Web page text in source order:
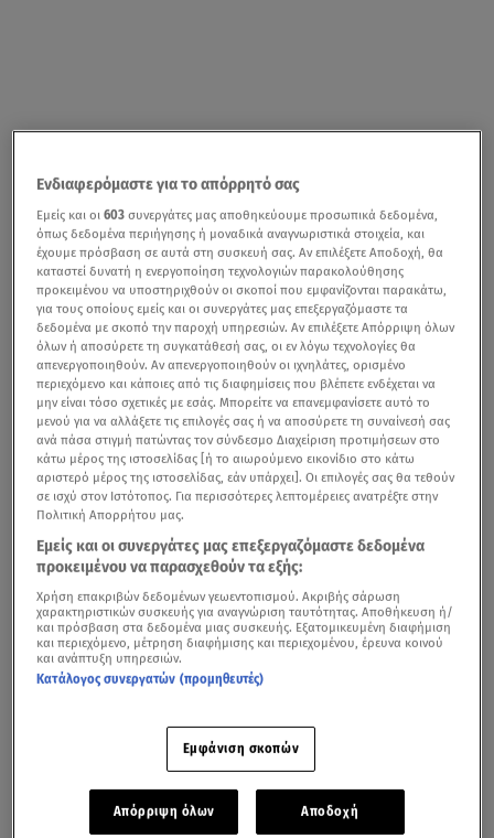
Ενδιαφερόμαστε για το απόρρητό σας
Εμείς και οι603 συνεργάτες μας αποθηκεύουμε προσωπικά δεδομένα,
όπως δεδομένα περιήγησης ή μοναδικά αναγνωριστικά στοιχεία, και
έχουμε πρόσβαση σε αυτά στη συσκευή σας. Αν επιλέξετε Αποδοχή, θα
καταστεί δυνατή η ενεργοποίηση τεχνολογιών παρακολούθησης
προκειμένου να υποστηριχθούν οι σκοποί που εμφανίζονται παρακάτω,
για τους οποίους εμείς και οι συνεργάτες μας επεξεργαζόμαστε τα
δεδομένα με σκοπό την παροχή υπηρεσιών. Αν επιλέξετε Απόρριψη όλων
όλων ή αποσύρετε τη συγκατάθεσή σας, οι εν λόγω τεχνολογίες θα
απενεργοποιηθούν. Αν απενεργοποιηθούν οι ιχνηλάτες, ορισμένο
περιεχόμενο και κάποιες από τις διαφημίσεις που βλέπετε ενδέχεται να
μην είναι τόσο σχετικές με εσάς. Μπορείτε να επανεμφανίσετε αυτό το
μενού για να αλλάξετε τις επιλογές σας ή να αποσύρετε τη συναίνεσή σας
ανά πάσα στιγμή πατώντας τον σύνδεσμο Διαχείριση προτιμήσεων στο
κάτω μέρος της ιστοσελίδας [ή το αιωρούμενο εικονίδιο στο κάτω
αριστερό μέρος της ιστοσελίδας, εάν υπάρχει]. Οι επιλογές σας θα τεθούν
σε ισχύ στον Ιστότοπος. Για περισσότερες λεπτομέρειες ανατρέξτε στην
Πολιτική Απορρήτου μας.
Εμείς και οι συνεργάτες μας επεξεργαζόμαστε δεδομένα
προκειμένου να παρασχεθούν τα εξής:
Χρήση επακριβών δεδομένων γεωεντοπισμού. Ακριβής σάρωση
χαρακτηριστικών συσκευής για αναγνώριση ταυτότητας. Αποθήκευση ή/
και πρόσβαση στα δεδομένα μιας συσκευής. Εξατομικευμένη διαφήμιση
και περιεχόμενο, μέτρηση διαφήμισης και περιεχομένου, έρευνα κοινού
και ανάπτυξη υπηρεσιών.
Κατάλογος συνεργατών (προμηθευτές)
Εμφάνιση σκοπών
Απόρριψη όλων Αποδοχή